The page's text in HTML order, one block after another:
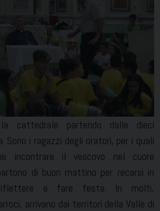
cattedrale partendo dalle dieci
Sono i ragazzi degli oratori, per i quali
incontrare il vescovo nel cuore
di buon mattino per recarsi in
riflettere e fare festa. In molti,
arrivano dai territori della Valle di